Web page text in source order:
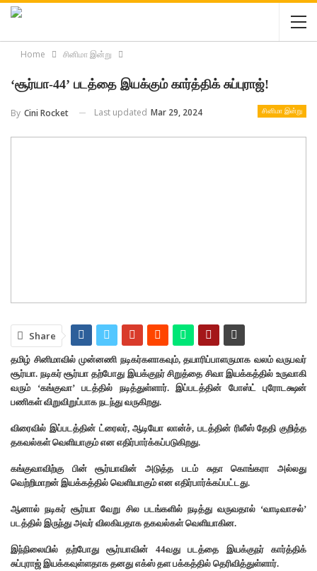
Home சினிமா இன்று
‘சூர்யா-44’ படத்தை இயக்கும் கார்த்திக் சுப்புராஜ்!
சினிமா இன்று
By Cini Rocket Last updated Mar 29, 2024
Share
தமிழ் சினிமாவில் முன்னணி நடிகர்களாகவும், தயாரிப்பாளருமாக வலம் வருபவர்
சூர்யா. நடிகர் சூர்யா தற்போது இயக்குநர் சிறுத்தை சிவா இயக்கத்தில் உருவாகி
வரும் ‘கங்குவா’ படத்தில் நடித்துள்ளார். இப்படத்தின் போஸ்ட் புரோடக்ஷன்
பணிகள் விறுவிறுப்பாக நடந்து வருகிறது.
விரைவில் இப்படத்தின் ட்ரைலர், ஆடியோ லான்ச், படத்தின் ரிலீஸ் தேதி குறித்த
தகவல்கள் வெளியாகும் என எதிர்பார்க்கப்படுகிறது.
கங்குவாவிற்கு பின் சூர்யாவின் அடுத்த படம் சுதா கொங்கரா அல்லது
வெற்றிமாறன் இயக்கத்தில் வெளியாகும் என எதிர்பார்க்கப்பட்டது.
ஆனால் நடிகர் சூர்யா வேறு சில படங்களில் நடித்து வருவதால் ‘வாடிவாசல்’
படத்தில் இருந்து அவர் விலகியதாக தகவல்கள் வெளியாகின.
இந்நிலையில் தற்போது சூர்யாவின் 44வது படத்தை இயக்குநர் கார்த்திக்
சுப்புராஜ் இயக்கவுள்ளதாக தனது எக்ஸ் தள பக்கத்தில் தெரிவித்துள்ளார்.